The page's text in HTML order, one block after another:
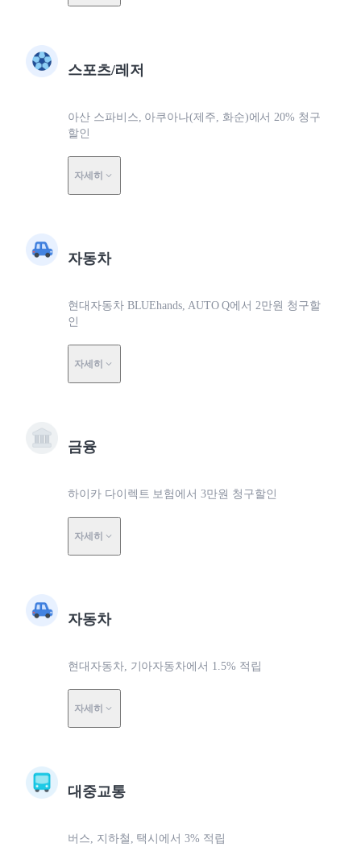
스포츠/레저
아산 스파비스, 아쿠아나(제주, 화순)에서 20% 청구
할인
자세히
자동차
현대자동차 BLUEhands, AUTO Q에서 2만원 청구할
인
자세히
금융
하이카 다이렉트 보험에서 3만원 청구할인
자세히
자동차
현대자동차, 기아자동차에서 1.5% 적립
자세히
대중교통
버스, 지하철, 택시에서 3% 적립